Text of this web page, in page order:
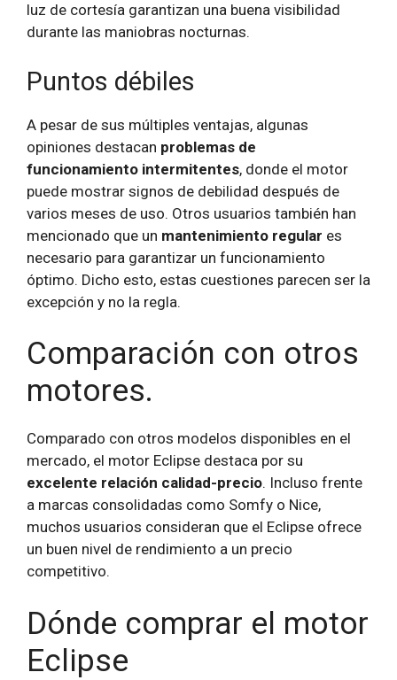
luz de cortesía garantizan una buena visibilidad
durante las maniobras nocturnas.
Puntos débiles
A pesar de sus múltiples ventajas, algunas
opiniones destacan problemas de
funcionamiento intermitentes, donde el motor
puede mostrar signos de debilidad después de
varios meses de uso. Otros usuarios también han
mencionado que un mantenimiento regular es
necesario para garantizar un funcionamiento
óptimo. Dicho esto, estas cuestiones parecen ser la
excepción y no la regla.
Comparación con otros
motores.
Comparado con otros modelos disponibles en el
mercado, el motor Eclipse destaca por su
excelente relación calidad-precio. Incluso frente
a marcas consolidadas como Somfy o Nice,
muchos usuarios consideran que el Eclipse ofrece
un buen nivel de rendimiento a un precio
competitivo.
Dónde comprar el motor
Eclipse